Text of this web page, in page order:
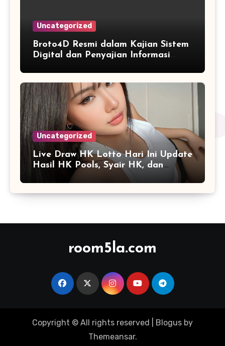
Uncategorized
Broto4D Resmi dalam Kajian Sistem
Digital dan Penyajian Informasi
Uncategorized
Live Draw HK Lotto Hari Ini Update
Hasil HK Pools, Syair HK, dan
Prediksi Terbaru
room5la.com
Copyright © All rights reserved Blogus by
Themeansar.